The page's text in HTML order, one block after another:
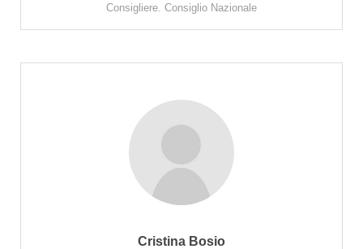
Consigliere. Consiglio Nazionale
Cristina Bosio